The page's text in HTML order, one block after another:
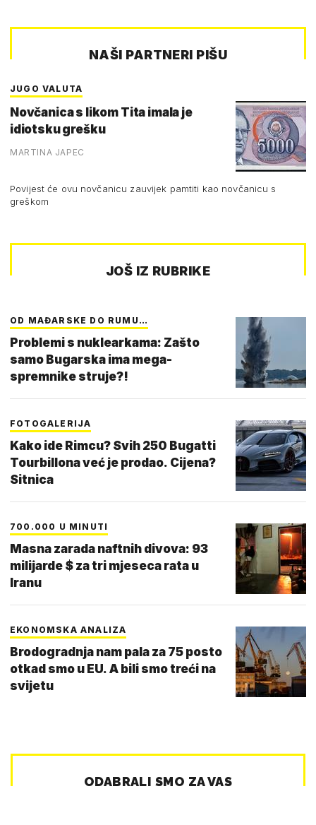
NAŠI PARTNERI PIŠU
JUGO VALUTA
Novčanica s likom Tita imala je
idiotsku grešku
MARTINA JAPEC
Povijest će ovu novčanicu zauvijek pamtiti kao novčanicu s
greškom
JOŠ IZ RUBRIKE
OD MAĐARSKE DO RUMU…
Problemi s nuklearkama: Zašto
samo Bugarska ima mega-
spremnike struje?!
FOTOGALERIJA
Kako ide Rimcu? Svih 250 Bugatti
Tourbillona već je prodao. Cijena?
Sitnica
700.000 U MINUTI
Masna zarada naftnih divova: 93
milijarde $ za tri mjeseca rata u
Iranu
EKONOMSKA ANALIZA
Brodogradnja nam pala za 75 posto
otkad smo u EU. A bili smo treći na
svijetu